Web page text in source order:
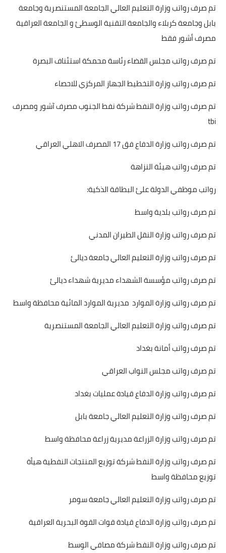
تم صرف رواتب وزارة التعليم العالي الجامعة المستنصرية وجامعة
بابل وجامعة كربلاء والجامعة التقنية الوسطئ و الجامعة العراقية
مصرف أشور فقط
تم صرف رواتب مجلس القضاء رئاسة محمكة استئناف البصرة
تم صرف رواتب وزارة التخطيط الجهاز المركزي للاحصاء
تم صرف رواتب وزارة النفط شركة نفط الجنوب مصرف آشور ومصرف
tbi
تم صرف رواتب وزارة الدفاع فق 17 المصرف الاهلي العراقي
تم صرف رواتب هيئة النزاهة
رواتب موظفي الدولة علئ البطاقة الذكية:
تم صرف رواتب بلدية واسط
تم صرف رواتب وزارة النقل الطيران المدني
تم صرف رواتب وزارة التعليم العالي جامعة ديالئ
تم صرف رواتب مؤسسة الشهداء مديرية شهداء ديالئ
تم صرف رواتب وزارة الموارد مديرية الموارد المائية محافظة واسط
تم صرف رواتب وزارة التعليم العالي الجامعة المستنصرية
تم صرف رواتب أمانة بغداد
تم صرف رواتب مجلس النواب العراقي
تم صرف رواتب وزارة الدفاع قيادة عمليات بغداد
تم صرف رواتب وزارة التعليم العالي جامعة بابل
تم صرف رواتب وزارة الزراعة مديرية زراعة محافظة واسط
تم صرف رواتب وزارة النفط شركة توزيع المنتجات النفطية هيأة
توزيع محافظة واسط
تم صرف رواتب وزارة التعليم العالي جامعة سومر
تم صرف رواتب وزارة الدفاع قيادة قوات القوة البحرية العراقية
تم صرف رواتب وزارة النفط شركة مصافي الوسط